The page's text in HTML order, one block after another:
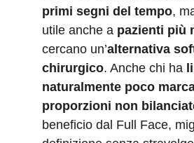
primi segni del tempo,
utile anche a pazienti più
cercano un’alternativa
chirurgico. Anche chi ha
naturalmente poco
proporzioni non
beneficio dal Full Face,